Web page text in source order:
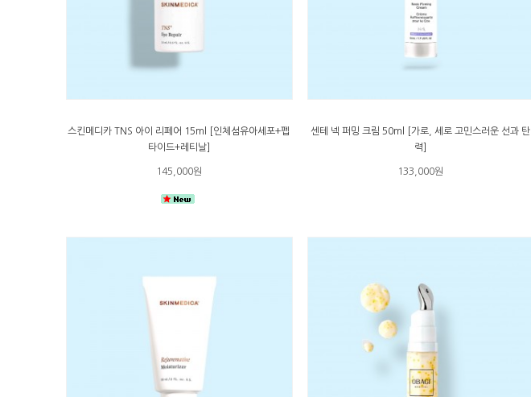
스킨메디카 TNS 아이 리페어 15ml [인체섬유아세포+펩
타이드+레티날]
145,000원
센테 넥 퍼밍 크림 50ml [가로, 세로 고민스러운 선과 탄
력]
133,000원